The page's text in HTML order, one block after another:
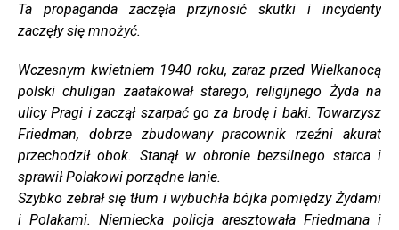
Ta propaganda zaczęła przynosić skutki i incydenty
zaczęły się mnożyć.
Wczesnym kwietniem 1940 roku, zaraz przed Wielkanocą
polski chuligan zaatakował starego, religijnego Żyda na
ulicy Pragi i zaczął szarpać go za brodę i baki. Towarzysz
Friedman, dobrze zbudowany pracownik rzeźni akurat
przechodził obok. Stanął w obronie bezsilnego starca i
sprawił Polakowi porządne lanie.
Szybko zebrał się tłum i wybuchła bójka pomiędzy Żydami
i Polakami. Niemiecka policja aresztowała Friedmana i